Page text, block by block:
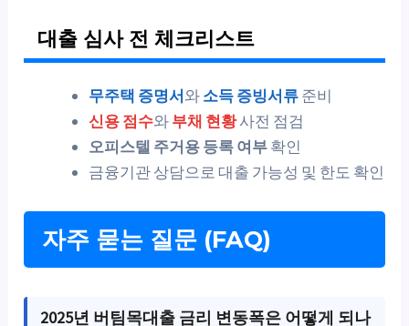
대출 심사 전 체크리스트
무주택 증명서와소득 증빙서류준비
신용 점수와부채 현황사전 점검
오피스텔 주거용 등록 여부확인
금융기관 상담으로 대출 가능성 및 한도 확인
자주 묻는 질문 (FAQ)
2025년 버팀목대출 금리 변동폭은 어떻게 되나